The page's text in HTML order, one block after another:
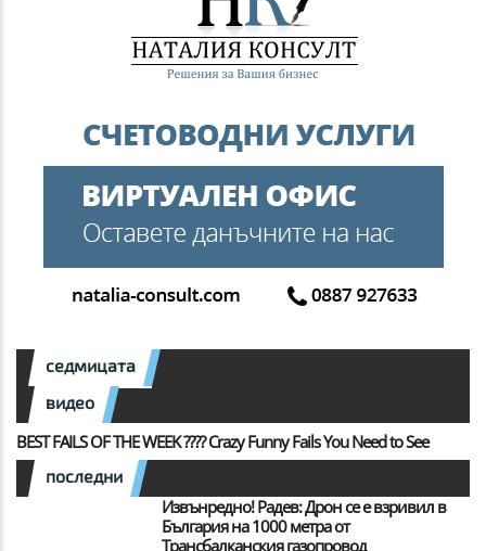
седмицата
видео
BEST FAILS OF THE WEEK ???? Crazy Funny Fails You Need to See
последни
Извънредно! Радев: Дрон се е взривил в
България на 1000 метра от
Трансбалканския газопровод